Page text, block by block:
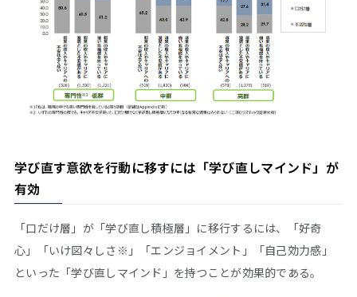
学び直す意欲を行動に移すには「学び直しマインド」が
有効
「口だけ層」が「学び直し積極層」に移行するには、「好奇
心」「いけ図々しさ※」「エンジョイメント」「自己効力感」
といった「学び直しマインド」を持つことが効果的である。